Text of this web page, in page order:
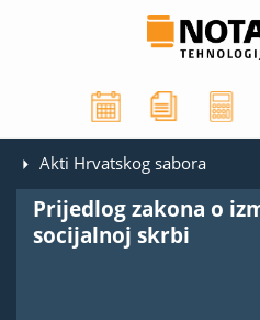
Akti Hrvatskog sabora
Prijedlog zakona o
socijalnoj skrbi